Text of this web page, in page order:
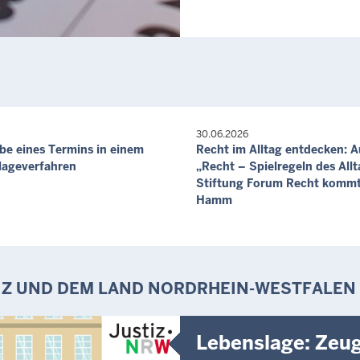
eines Termins in einem
30.06.2026
Recht im Alltag entdecken:
„Recht – Spielregeln des
Stiftung Forum Recht
Hamm
UND DEM LAND NORDRHEIN-WESTFALEN
Lebenslage: